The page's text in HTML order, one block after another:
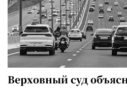
Верховный суд